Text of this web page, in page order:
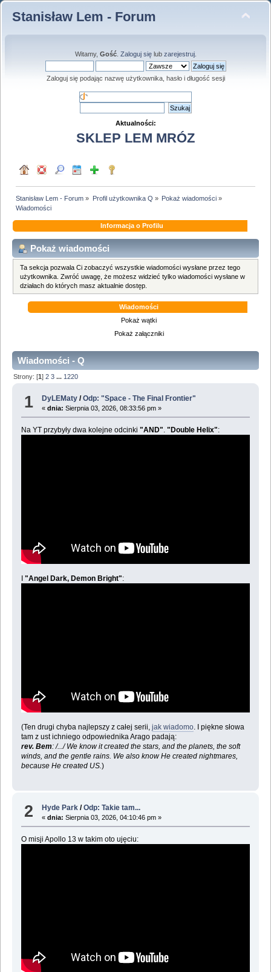
Stanisław Lem - Forum
Witamy, Gość. Zaloguj sięlub zarejestruj.
Zaloguj się podając nazwę użytkownika, hasło i długość sesji
Aktualności:
SKLEP LEM MRÓZ
Stanisław Lem - Forum » Profil użytkownika Q » Pokaż wiadomości»
Wiadomości
Informacja o Profilu
Pokaż wiadomości
Ta sekcja pozwala Ci zobaczyć wszystkie wiadomości wysłane przez tego
użytkownika. Zwróć uwagę, że możesz widzieć tylko wiadomości wysłane w
działach do których masz aktualnie dostęp.
Wiadomości
Pokaż wątki
Pokaż załączniki
Wiadomości - Q
Strony: [1]2 3 ... 1220
1 DyLEMaty /Odp: "Space - The Final Frontier"
«dnia: Sierpnia 03, 2026, 08:33:56 pm »
Na YT przybyły dwa kolejne odcinki "AND". "Double Helix":
"Angel Dark, Demon Bright":
(Ten drugi chyba najlepszy z całej serii, jak wiadomo. I piękne słowa
tam z ust ichniego odpowiednika Arago padają:
rev. Bem: /.../ We know it created the stars, and the planets, the soft
winds, and the gentle rains. We also know He created nightmares,
because He created US. )
2 Hyde Park /Odp: Takie tam...
«dnia: Sierpnia 03, 2026, 04:10:46 pm »
O misji Apollo 13 w takim oto ujęciu: